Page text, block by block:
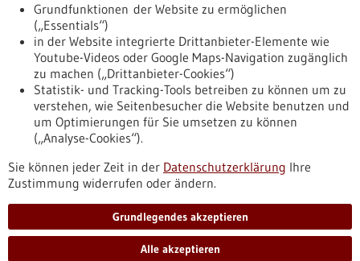
Nach oben
Informiert bleiben
Newsletter abonnieren
Grundfunktionen der Website zu ermöglichen
(„Essentials“)
in der Website integrierte Drittanbieter-Elemente wie
Youtube-Videos oder Google Maps-Navigation zugänglich
zu machen („Drittanbieter-Cookies“)
Statistik- und Tracking-Tools betreiben zu können um zu
verstehen, wie Seitenbesucher die Website benutzen und
um Optimierungen für Sie umsetzen zu können
(„Analyse-Cookies“).
Sie können jeder Zeit in der Datenschutzerklärung Ihre
Zustimmung widerrufen oder ändern.
Grundlegendes akzeptieren
Alle akzeptieren